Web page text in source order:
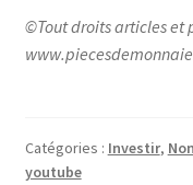
©Tout droits articles et
Catégories : Investir,
youtube